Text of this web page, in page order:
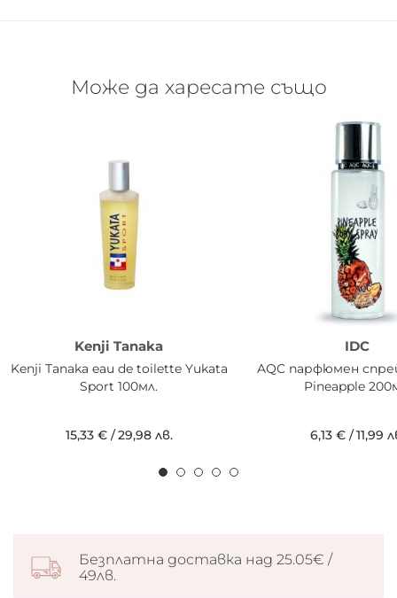
Може да харесате също
Kenji Tanaka
Kenji Tanaka eau de toilette Yukata
Sport 100мл.
15,33 €/29,98 лв.
IDC
AQC парфюмен
Pineapple
6,13 €/11,99
Безплатна доставка над 25.05€ /
49лв.